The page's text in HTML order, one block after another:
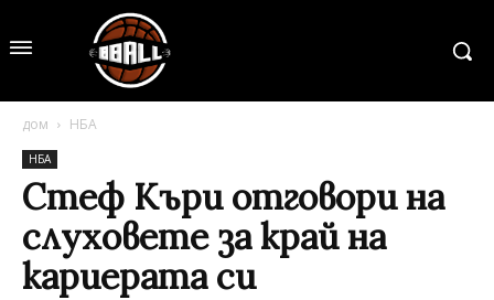
дом НБА
НБА
Стеф Къри отговори на
слуховете за край на
кариерата си